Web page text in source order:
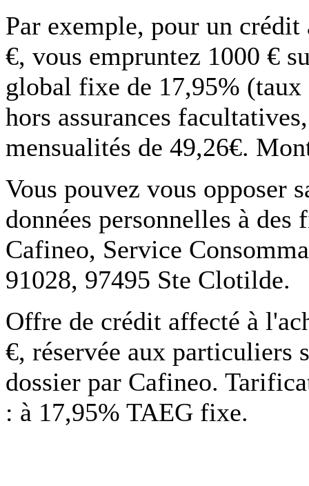
Par exemple, pour un
€, vous empruntez 1000 €
global fixe de 17,95%
hors assurances
mensualités de 49,26€.
Vous pouvez vous opposer
données personnelles à
Cafineo, Service
91028, 97495 Ste Clotilde.
Offre de crédit affecté à
€, réservée aux particuliers
dossier par Cafineo.
: à 17,95% TAEG fixe.